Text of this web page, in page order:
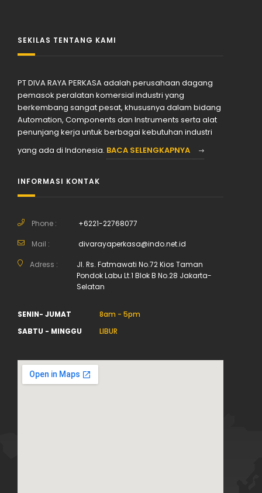
SEKILAS TENTANG KAMI
PT DIVA RAYA PERKASA adalah perusahaan dagang
pemasok peralatan komersial industri yang
berkembang sangat pesat, khususnya dalam bidang
Automation, Components dan Instruments serta alat
penunjang kerja untuk berbagai kebutuhan industri
yang ada di Indonesia. BACA SELENGKAPNYA
INFORMASI KONTAK
Phone : +6221-22768077
Mail : divarayaperkasa@indo.net.id
Adress :
Jl. Rs. Fatmawati No.72 Kios Taman
Pondok Labu Lt.1 Blok B No.28 Jakarta-
Selatan
SENIN- JUMAT
8am - 5pm
SABTU - MINGGU
LIBUR